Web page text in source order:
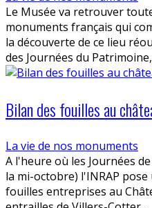
Le Musée va retrouver
monuments français qui
la découverte de ce lieu
des Journées du
Bilan des fouilles au
La vie de nos monuments
A l'heure où les Journées
la mi-octobre) l'INRAP
fouilles entreprises au